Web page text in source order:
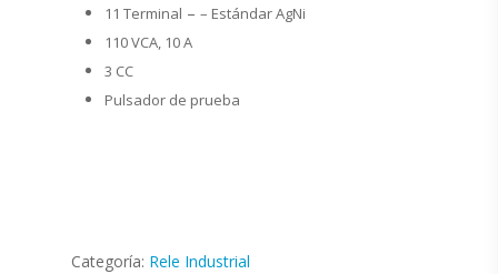
11 Terminal – – Estándar AgNi
110 VCA, 10 A
3 CC
Pulsador de prueba
Categoría: Rele Industrial